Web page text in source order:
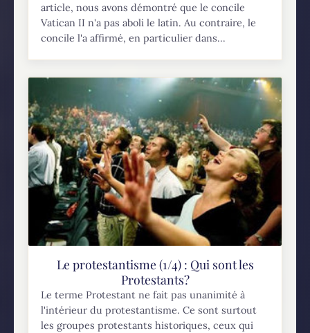
article, nous avons démontré que le concile
Vatican II n'a pas aboli le latin. Au contraire, le
concile l'a affirmé, en particulier dans...
Le protestantisme (1/4) : Qui sont les
Protestants?
Le terme Protestant ne fait pas unanimité à
l'intérieur du protestantisme. Ce sont surtout
les groupes protestants historiques, ceux qui